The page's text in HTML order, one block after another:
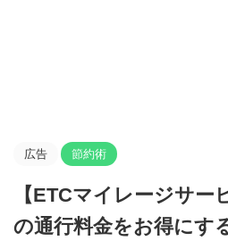
広告 節約術
【ETCマイレージサー
の通行料金をお得にす